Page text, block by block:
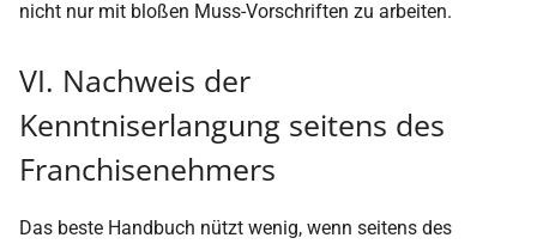
nicht nur mit bloßen Muss-Vorschriften zu arbeiten.
VI. Nachweis der
Kenntniserlangung seitens des
Franchisenehmers
Das beste Handbuch nützt wenig, wenn seitens des